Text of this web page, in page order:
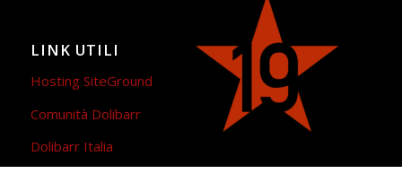
LINK UTILI
Hosting SiteGround
Comunità Dolibarr
Dolibarr Italia